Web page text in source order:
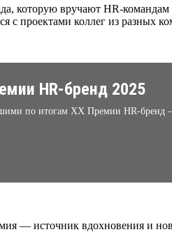
которую вручают HR-командам
с проектами коллег из разных
HR-бренд 2025
по итогам XX Премии HR-бренд
— источник вдохновения и